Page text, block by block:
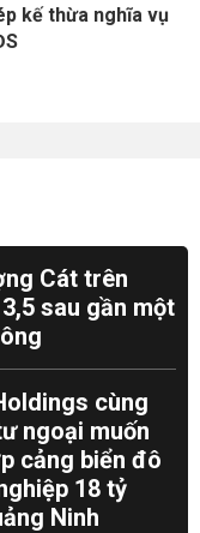
kế thừa nghĩa vụ
Cát trên
sau gần một
cùng
ngoại muốn
cảng biển đô
18 tỷ
Ninh